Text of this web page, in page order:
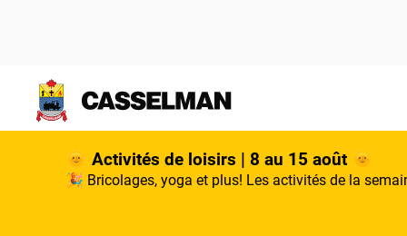
🌞 Activités de loisirs | 8 au 15 août 🌞
🎉 Bricolages, yoga et plus! Les activités de la